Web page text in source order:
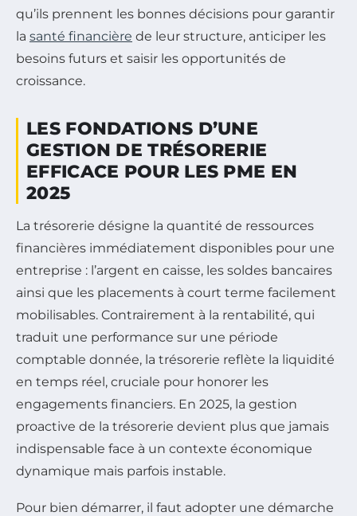
qu’ils prennent les bonnes décisions pour garantir
la santé financière de leur structure, anticiper les
besoins futurs et saisir les opportunités de
croissance.
LES FONDATIONS D’UNE
GESTION DE TRÉSORERIE
EFFICACE POUR LES PME EN
2025
La trésorerie désigne la quantité de ressources
financières immédiatement disponibles pour une
entreprise : l’argent en caisse, les soldes bancaires
ainsi que les placements à court terme facilement
mobilisables. Contrairement à la rentabilité, qui
traduit une performance sur une période
comptable donnée, la trésorerie reflète la liquidité
en temps réel, cruciale pour honorer les
engagements financiers. En 2025, la gestion
proactive de la trésorerie devient plus que jamais
indispensable face à un contexte économique
dynamique mais parfois instable.
Pour bien démarrer, il faut adopter une démarche